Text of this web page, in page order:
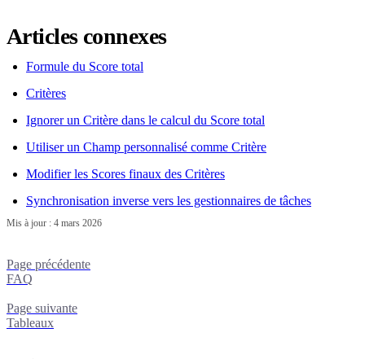
Articles connexes
Formule du Score total
Critères
Ignorer un Critère dans le calcul du Score total
Utiliser un Champ personnalisé comme Critère
Modifier les Scores finaux des Critères
Synchronisation inverse vers les gestionnaires de tâches
Mis à jour : 4 mars 2026
Page précédente
FAQ
Page suivante
Tableaux